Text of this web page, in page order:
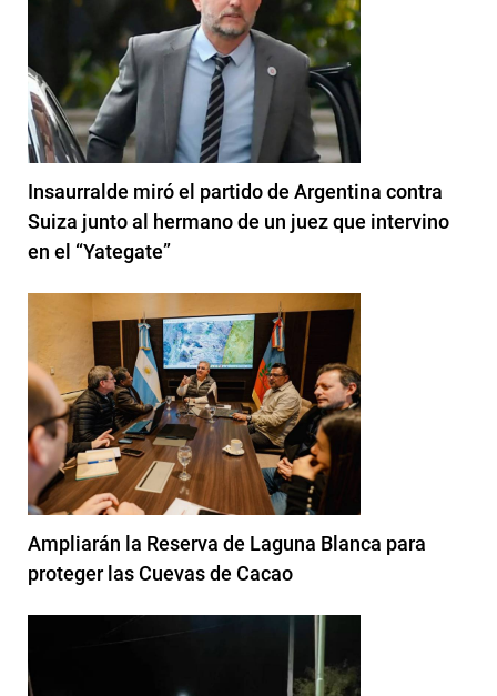
Insaurralde miró el partido de Argentina contra
Suiza junto al hermano de un juez que intervino
en el “Yategate”
Ampliarán la Reserva de Laguna Blanca para
proteger las Cuevas de Cacao